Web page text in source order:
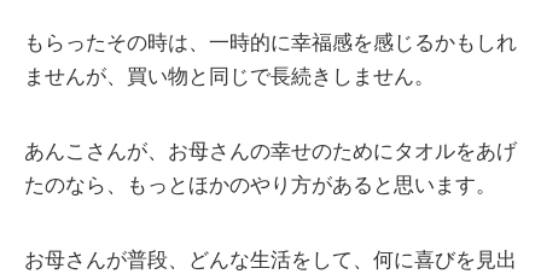
もらったその時は、一時的に幸福感を感じるかもしれ
ませんが、買い物と同じで長続きしません。
あんこさんが、お母さんの幸せのためにタオルをあげ
たのなら、もっとほかのやり方があると思います。
お母さんが普段、どんな生活をして、何に喜びを見出